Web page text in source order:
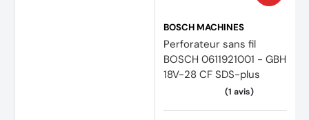
BOSCH MACHINES
Perforateur sans fil
BOSCH 0611921001 - GBH
18V-28 CF SDS-plus